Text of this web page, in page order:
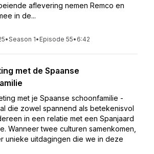
aflevering nemen Remco en
in de...
•Season 1• Episode 55• 6:42
met de Spaanse
met je Spaanse schoonfamilie -
die zowel spannend als betekenisvol
in een relatie met een Spanjaard
Wanneer twee culturen samenkomen,
unieke uitdagingen die we in deze